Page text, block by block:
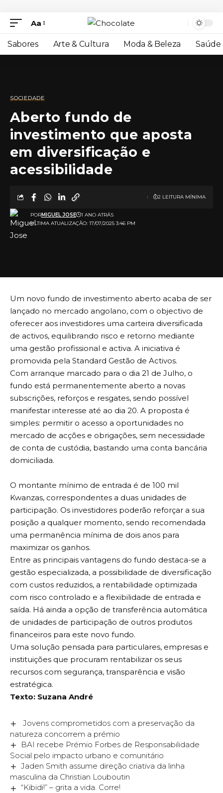
Aa
Sabores Arte & Cultura Moda & Beleza Saúde
SOCIEDADE
Aberto fundo de
investimento que aposta
em diversificação e
acessibilidade
ULTIMA ATUALIZAÇÃO: 17/07/2025 3:46 PM
PORMIGUEL JOSE 1 ANO ATRÁS
2 LEITURA MÍNIMA
Um novo fundo de investimento aberto acaba de ser
lançado no mercado angolano, com o objectivo de
oferecer aos investidores uma carteira diversificada
de activos, equilibrando risco e retorno mediante
uma gestão profissional e activa. A iniciativa é
promovida pela Standard Gestão de Activos.
Com arranque marcado para o dia 21 de Julho, o
fundo está permanentemente aberto a novas
subscrições, reforços e resgates, sendo possível
manifestar interesse até ao dia 20. A proposta é
simples: permitir o acesso a oportunidades no
mercado de acções e obrigações, sem necessidade
de conta de custódia, bastando uma conta bancária
domiciliada.
O montante mínimo de entrada é de 100 mil
Kwanzas, correspondentes a duas unidades de
participação. Os investidores poderão reforçar a sua
posição a qualquer momento, sendo recomendada
uma permanência mínima de dois anos para
maximizar os ganhos.
Entre as principais vantagens do fundo destaca-se a
gestão especializada, a possibilidade de diversificação
com custos reduzidos, a rentabilidade optimizada
com risco controlado e a flexibilidade de entrada e
saída. Há ainda a opção de transferência automática
de unidades de participação de outros produtos
financeiros para este novo fundo.
Uma solução pensada para particulares, empresas e
instituições que procuram rentabilizar os seus
recursos com segurança, transparência e visão
estratégica.
Texto: Suzana André
Jovens comprometidos com a preservação da
natureza concorrem a prémio
BAI recebe Prémio Forbes de Responsabilidade
Social pelo impacto urbano e comunitário
Jaden Smith assume direção criativa da linha
masculina da Christian Louboutin
“Kibidi!” – grita a vida. Corre!